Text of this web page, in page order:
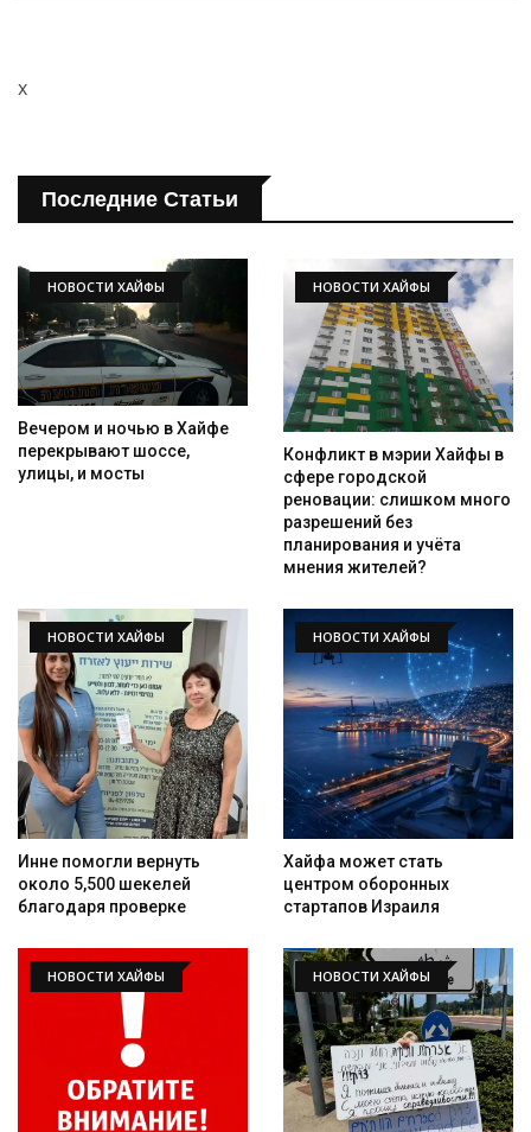
Искать
x
Последние Статьи
НОВОСТИ ХАЙФЫ
Вечером и ночью в Хайфе
перекрывают шоссе,
улицы, и мосты
НОВОСТИ ХАЙФЫ
Конфликт в мэрии Хайфы в
сфере городской
реновации: слишком много
разрешений без
планирования и учёта
мнения жителей?
НОВОСТИ ХАЙФЫ
Инне помогли вернуть
около 5,500 шекелей
благодаря проверке
НОВОСТИ ХАЙФЫ
Хайфа может стать
центром оборонных
стартапов Израиля
НОВОСТИ ХАЙФЫ НОВОСТИ ХАЙФЫ